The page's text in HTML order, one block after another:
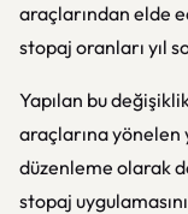
araçlarından elde
stopaj oranları yıl
Yapılan bu
araçlarına yönelen
düzenleme olarak
stopaj